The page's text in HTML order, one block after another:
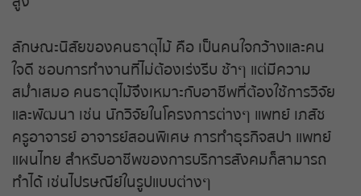
ลักษณะนิสัยของคนธาตุไม้ คือ เป็นคนใจกว้างและคน
ใจดี ชอบการทำงานที่ไม่ต้องเร่งรีบ ช้าๆ แต่มีความ
สม่ำเสมอ คนธาตุไม้จึงเหมาะกับอาชีพที่ต้องใช้การวิจัย
และพัฒนา เช่น นักวิจัยในโครงการต่างๆ แพทย์ เภสัช
ครูอาจารย์ อาจารย์สอนพิเศษ การทำธุรกิจสปา แพทย์
แผนไทย สำหรับอาชีพของการบริการสังคมก็สามารถ
ทำได้ เช่นไปรษณีย์ในรูปแบบต่างๆ